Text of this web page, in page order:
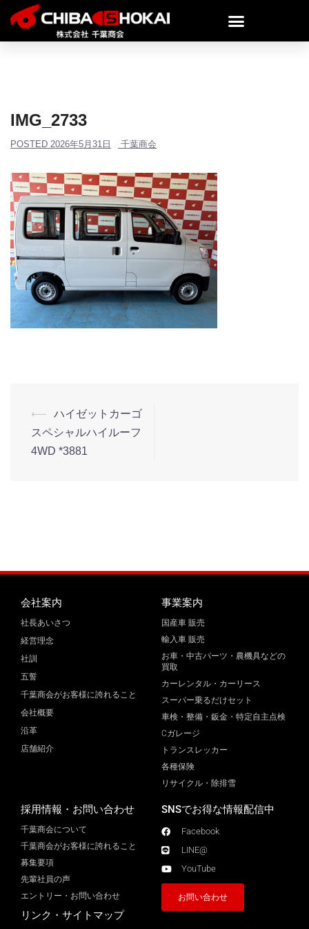
IMG_2733
POSTED 2026年5月31日 千葉商会
⟵
ハイゼットカーゴ
スペシャルハイルーフ
4WD *3881
会社案内
社長あいさつ
経営理念
社訓
五誓
千葉商会がお客様に誇れること
会社概要
沿革
店舗紹介
事業案内
国産車 販売
輸入車 販売
お車・中古パーツ・農機具などの
買取
カーレンタル・カーリース
スーパー乗るだけセット
車検・整備・鈑金・特定自主点検
Cガレージ
トランスレッカー
各種保険
リサイクル・除排雪
採用情報・お問い合わせ
千葉商会について
千葉商会がお客様に誇れること​
募集要項
先輩社員の声
エントリー・お問い合わせ
リンク・サイトマップ
SNSでお得な情報配信中
Facebook
LINE@
YouTube
お問い合わせ